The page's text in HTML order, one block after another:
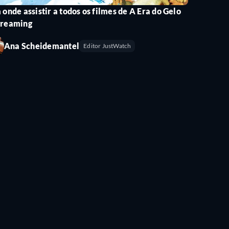
onde assistir a todos os filmes de A Era do Gelo
Ana Scheidemantel Editor JustWatch